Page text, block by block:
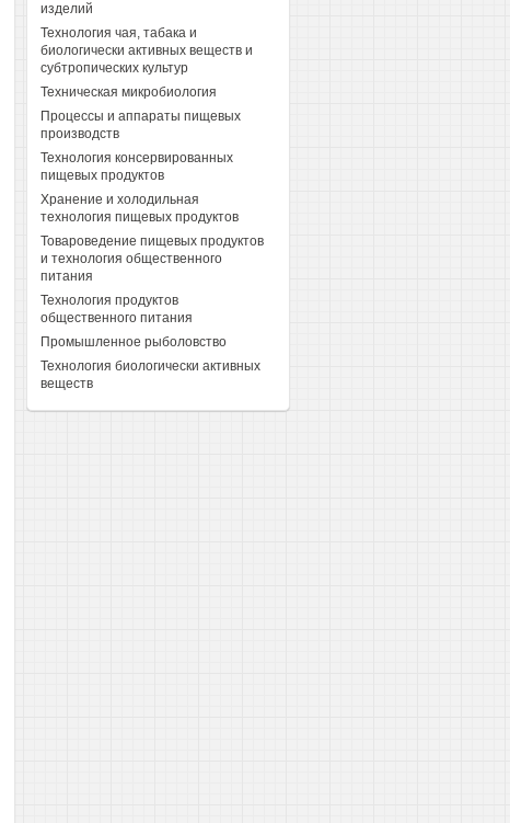
изделий
Технология чая, табака и
биологически активных веществ и
субтропических культур
Техническая микробиология
Процессы и аппараты пищевых
производств
Технология консервированных
пищевых продуктов
Хранение и холодильная
технология пищевых продуктов
Товароведение пищевых продуктов
и технология общественного
питания
Технология продуктов
общественного питания
Промышленное рыболовство
Технология биологически активных
веществ